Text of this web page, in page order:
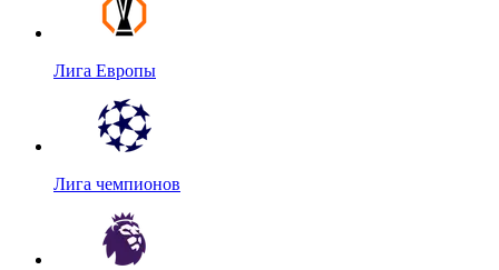
Лига Европы
Лига чемпионов